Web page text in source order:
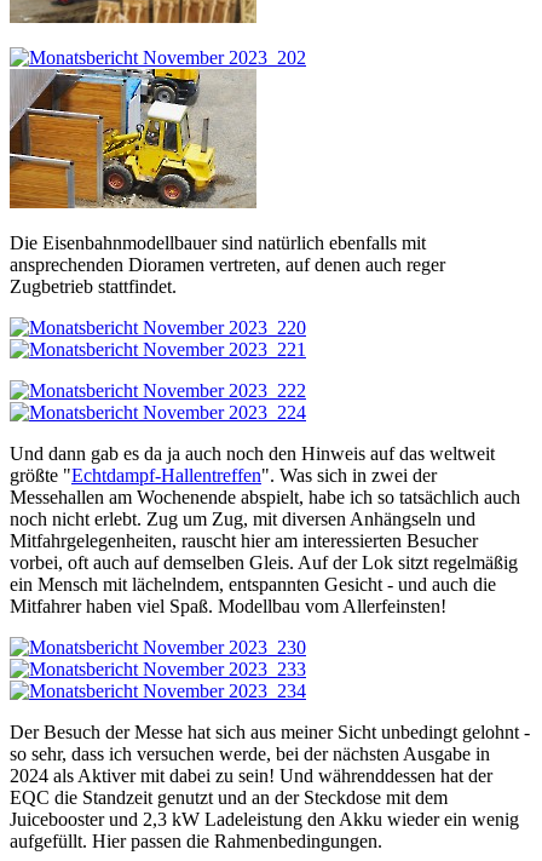
Die Eisenbahnmodellbauer sind natürlich ebenfalls mit
ansprechenden Dioramen vertreten, auf denen auch reger
Zugbetrieb stattfindet.
Und dann gab es da ja auch noch den Hinweis auf das weltweit
größte "Echtdampf-Hallentreffen". Was sich in zwei der
Messehallen am Wochenende abspielt, habe ich so tatsächlich auch
noch nicht erlebt. Zug um Zug, mit diversen Anhängseln und
Mitfahrgelegenheiten, rauscht hier am interessierten Besucher
vorbei, oft auch auf demselben Gleis. Auf der Lok sitzt regelmäßig
ein Mensch mit lächelndem, entspannten Gesicht - und auch die
Mitfahrer haben viel Spaß. Modellbau vom Allerfeinsten!
Der Besuch der Messe hat sich aus meiner Sicht unbedingt gelohnt -
so sehr, dass ich versuchen werde, bei der nächsten Ausgabe in
2024 als Aktiver mit dabei zu sein! Und währenddessen hat der
EQC die Standzeit genutzt und an der Steckdose mit dem
Juicebooster und 2,3 kW Ladeleistung den Akku wieder ein wenig
aufgefüllt. Hier passen die Rahmenbedingungen.